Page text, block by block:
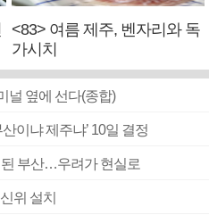
<83> 여름 제주, 벤자리와 독
가시치
널 옆에 선다(종합)
이냐 제주냐’ 10일 결정
된 부산…우려가 현실로
위 설치